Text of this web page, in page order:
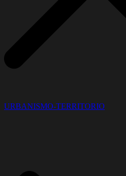
URBANISMO-TERRITORIO